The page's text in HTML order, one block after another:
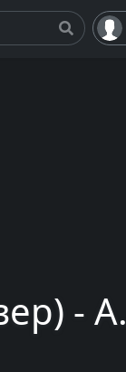
- А.